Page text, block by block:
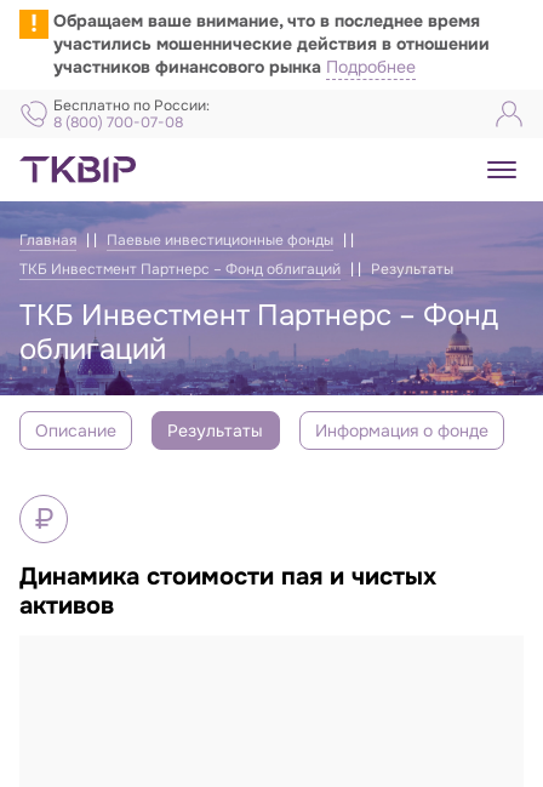
!
Обращаем ваше внимание, что в последнее время
участились мошеннические действия в отношении
участников финансового рынка Подробнее
Бесплатно по России:
8 (800) 700-07-08
Главная
Паевые инвестиционные фонды
ТКБ Инвестмент Партнерс – Фонд облигаций
Результаты
ТКБ Инвестмент Партнерс – Фонд
облигаций
Описание Результаты Информация о фонде
ТКБ Инвестмент Партнерс — Фонд
₽
Динамика стоимости пая и чистых
активов